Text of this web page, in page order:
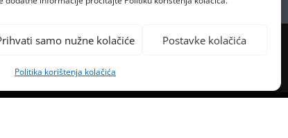
samo nužne kolačiće Postavke kolačića
Politika korištenja kolačića